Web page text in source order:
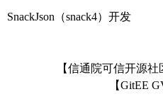
SnackJson（snack4）开发
【信通院可信开源社
【GitEE